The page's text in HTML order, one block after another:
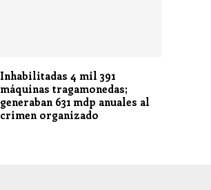
Inhabilitadas 4 mil 391
máquinas tragamonedas;
generaban 631 mdp anuales al
crimen organizado